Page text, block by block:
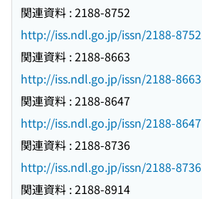
関連資料 : 2188-8752
http://iss.ndl.go.jp/issn/2188-8752
関連資料 : 2188-8663
http://iss.ndl.go.jp/issn/2188-8663
関連資料 : 2188-8647
http://iss.ndl.go.jp/issn/2188-8647
関連資料 : 2188-8736
http://iss.ndl.go.jp/issn/2188-8736
関連資料 : 2188-8914